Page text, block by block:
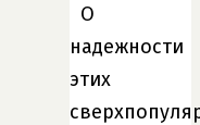
О
надежности
этих